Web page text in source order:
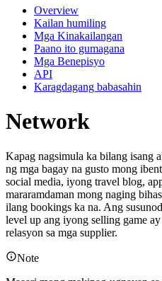
Overview
Kailan humiling
Mga Kinakailangan
Paano ito gumagana
Mga Benepisyo
API
Karagdagang babasahin
Network
Kapag nagsimula ka bilang isang
ng mga bagay na gusto mong
social media, iyong travel blog,
mararamdaman mong naging
ilang bookings ka na. Ang
level up ang iyong selling game
relasyon sa mga supplier.
Note